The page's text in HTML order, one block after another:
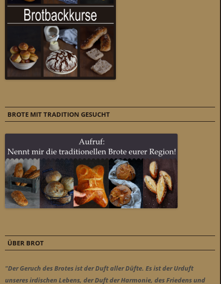
BROTE MIT TRADITION GESUCHT
ÜBER BROT
"Der Geruch des Brotes ist der Duft aller Düfte. Es ist der Urduft
unseres irdischen Lebens, der Duft der Harmonie, des Friedens und